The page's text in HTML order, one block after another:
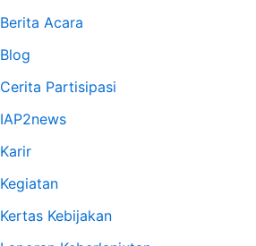
Berita Acara
Blog
Cerita Partisipasi
IAP2news
Karir
Kegiatan
Kertas Kebijakan